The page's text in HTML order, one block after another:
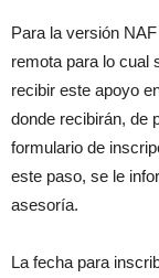
Para la versión
remota para lo cual
recibir este apoyo
donde recibirán, de
formulario de
este paso, se le
asesoría.
La fecha para